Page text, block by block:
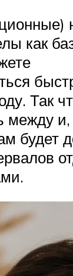
как
Так
между
будет